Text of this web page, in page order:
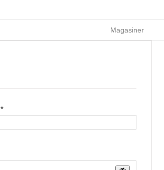
Magasiner
*Obligatoire